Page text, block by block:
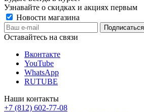
Узнавайте о скидках и акциях первым
Новости магазина
Оставайтесь на связи
Вконтакте
YouTube
WhatsApp
RUTUBE
Наши контакты
+7 (812) 602-77-08